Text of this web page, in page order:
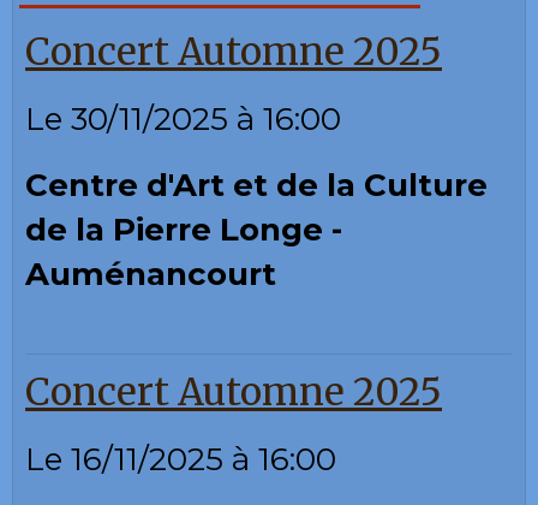
Concert Automne 2025
Le 30/11/2025 à 16:00
Centre d'Art et de la Culture
de la Pierre Longe -
Auménancourt
Concert Automne 2025
Le 16/11/2025 à 16:00